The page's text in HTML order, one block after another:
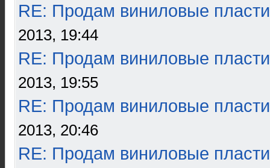
RE: Продам виниловые
2013, 19:44
RE: Продам виниловые
2013, 19:55
RE: Продам виниловые
2013, 20:46
RE: Продам виниловые